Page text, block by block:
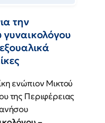
την
ενώπιον Μικτού
της Περιφέρειας